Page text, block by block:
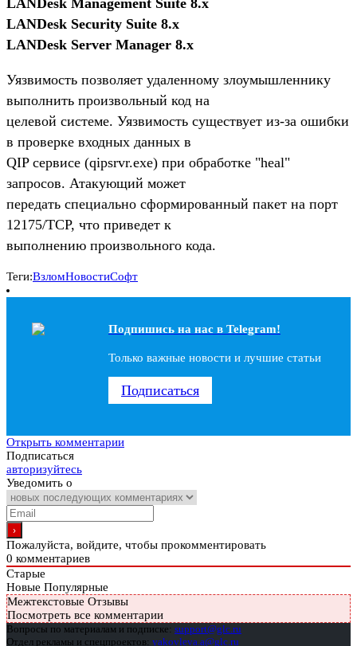
LANDesk Security Suite 8.x
LANDesk Server Manager 8.x
Уязвимость позволяет удаленному злоумышленнику
выполнить произвольный код на
целевой системе. Уязвимость существует из-за ошибки
в проверке входных данных в
QIP сервисе (qipsrvr.exe) при обработке "heal"
запросов. Атакующий может
передать специально сформированный пакет на порт
12175/TCP, что приведет к
выполнению произвольного кода.
Теги:ВзломНовостиСофт
Подпишись на наc в Telegram!
Только важные новости и лучшие статьи
Подписаться
Открыть комментарии
Подписаться
авторизуйтесь
Уведомить о
Пожалуйста, войдите, чтобы прокомментировать
0 комментариев
Старые
Новые Популярные
Межтекстовые Отзывы
Посмотреть все комментарии
Вопросы по материалам и подписке: support@glc.ru
Отдел рекламы и спецпроектов: yakovleva.a@glc.ru